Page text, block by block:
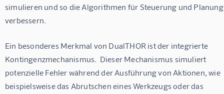
simulieren und so die Algorithmen für Steuerung und
verbessern.
Ein besonderes Merkmal von DualTHOR ist der integrierte
Kontingenzmechanismus.  Dieser Mechanismus simuliert
potenzielle Fehler während der Ausführung von Aktionen, wie
beispielsweise das Abrutschen eines Werkzeugs oder das